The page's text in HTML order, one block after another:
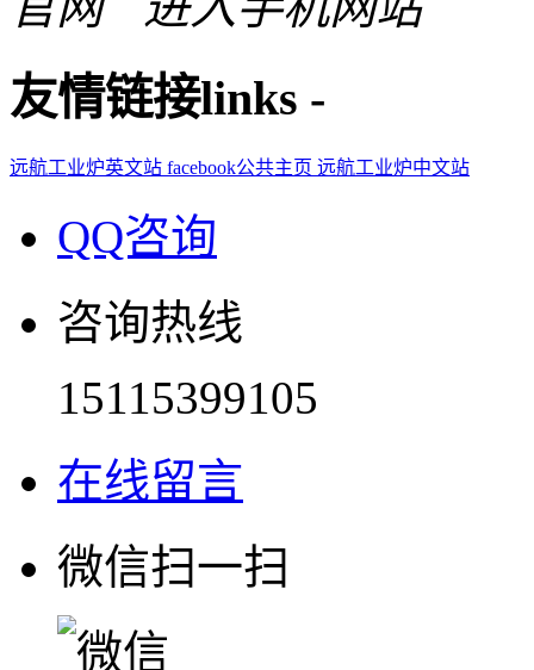
友情链接links -
远航工业炉英文站 facebook公共主页 远航工业炉中文站
QQ咨询
咨询热线
15115399105
在线留言
微信扫一扫